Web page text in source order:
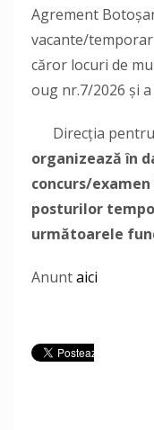
Agrement
vacante/
căror locuri de
oug nr.7/2026 și
Direcţia pentru
organizează ȋn
concurs/
posturilor
următoarele
Anuntaici